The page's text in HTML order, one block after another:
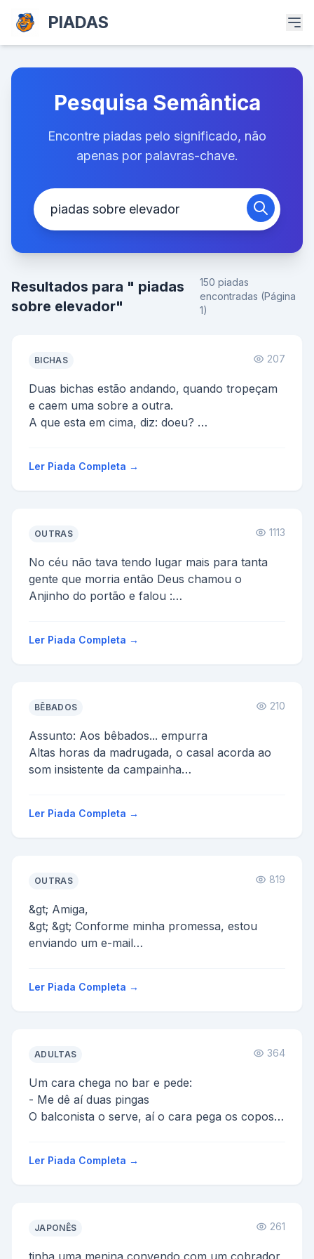
PIADAS
Pesquisa Semântica
Encontre piadas pelo significado, não
apenas por palavras-chave.
Resultados para " piadas
sobre elevador"
150 piadas
encontradas (Página
1)
BICHAS 207
Duas bichas estão andando, quando tropeçam
e caem uma sobre a outra.
A que esta em cima, diz: doeu?
Ler Piada Completa →
OUTRAS 1113
No céu não tava tendo lugar mais para tanta
gente que morria então Deus chamou o
Anjinho do portão e falou :
Ler Piada Completa →
BÊBADOS 210
Assunto: Aos bêbados... empurra
Altas horas da madrugada, o casal acorda ao
som insistente da campainha
Ler Piada Completa →
OUTRAS 819
&gt; Amiga,
&gt; &gt; Conforme minha promessa, estou
enviando um e-mail
&gt;&gt; d...
Ler Piada Completa →
ADULTAS 364
Um cara chega no bar e pede:
- Me dê aí duas pingas
O balconista o serve, aí o cara pega os copos e
Ler Piada Completa →
JAPONÊS 261
tinha uma menina convendo com um cobrador